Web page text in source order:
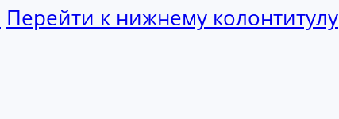
Перейти к нижнему колонтитулу